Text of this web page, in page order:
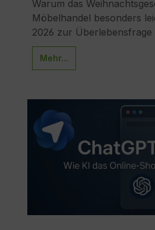
Warum das
Möbelhandel besonders
2026 zur Überlebensfrage
Mehr...